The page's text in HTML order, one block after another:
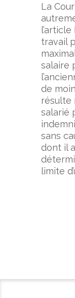
La
travail
salaire
de
résulte
salarié
sans
dont il
limite